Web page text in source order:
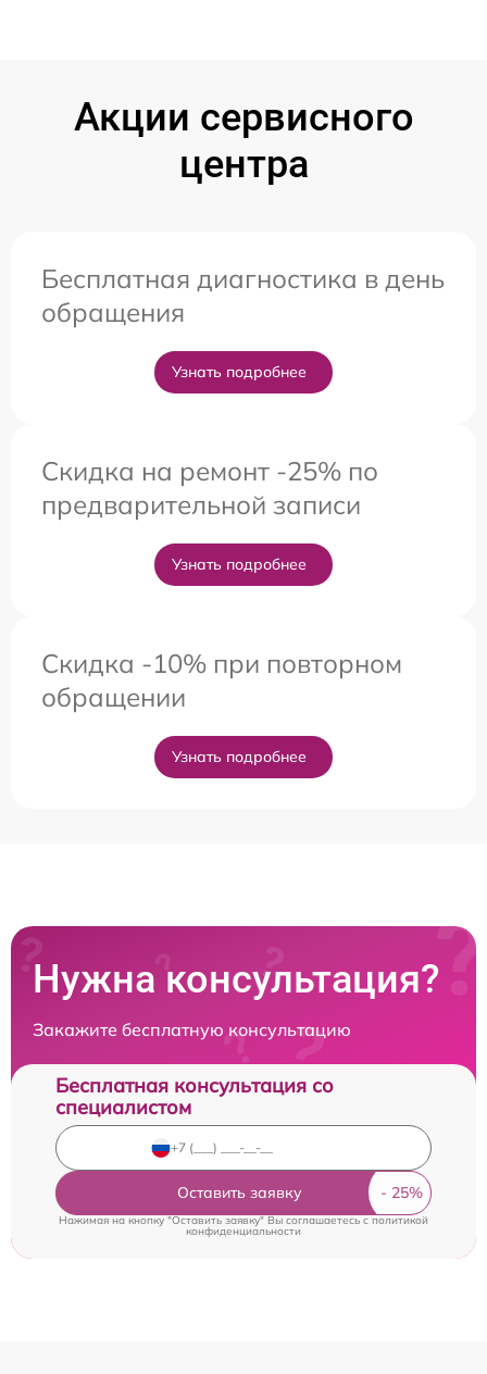
Акции сервисного
центра
Бесплатная диагностика в день
обращения
Узнать подробнее
Скидка на ремонт -25% по
предварительной записи
Узнать подробнее
Скидка -10% при повторном
обращении
Узнать подробнее
Нужна консультация?
Закажите бесплатную консультацию
Бесплатная консультация со
специалистом
Оставить заявку
Нажимая на кнопку "Оставить заявку" Вы соглашаетесь cполитикой
конфиденциальности